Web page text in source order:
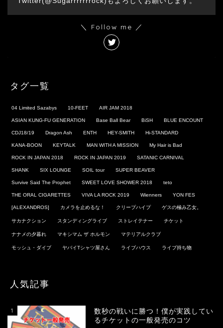
＼ Follow me ／
タグ一覧
04 Limited Sazabys 10-FEET AIR JAM 2018
ASIAN KUNG-FU GENERATION Base Ball Bear BiSH BLUE ENCOUNT
CDJ18/19 Dragon Ash ENTH HEY-SMITH Hi-STANDARD
KANA-BOON KEYTALK MAN WITH A MISSION My Hair is Bad
ROCK IN JAPAN 2018 ROCK IN JAPAN 2019 SATANIC CARNIVAL
SHANK SIX LOUNGE SOIL tour SUPER BEAVER
Survive Said The Prophet SWEET LOVE SHOWER 2018 teto
THE ORAL CIGARETTES VIVA LA ROCK 2019 Wienners YON FES
[ALEXANDROS] カメラを止めるな！ クリープハイプ ゲスの極み乙女。
サカナクション スタンディングライブ ストレイテナー チケット
ナナメの夕暮れ マキシマム ザ ホルモン マテリアルクラブ
モッシュ・ダイブ ヤバイTシャツ屋さん ライブハウス ライブ持ち物
人気記事
1
数秒の戦いに勝つ！僕が実践してい
るチケットの一般発売のコツ